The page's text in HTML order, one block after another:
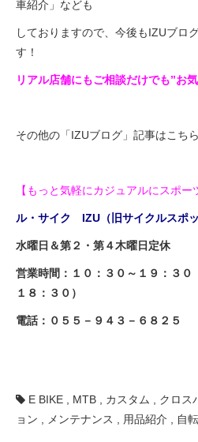
車紹介」なども
しておりますので、今後もIZUブロ
す！
リアル店舗にもご相談だけでも”お
その他の「IZUブログ」記事はこち
【もっと気軽にカジュアルにスポー
ル・サイク IZU（旧サイクルスポッ
水曜日＆第２・第４木曜日定休
営業時間：１０：３０～１９：３
１８：３０）
電話： ０５５－９４３－６８２５
E BIKE MTB カスタム クロス
ョン
メンテナンス 用品紹介 自